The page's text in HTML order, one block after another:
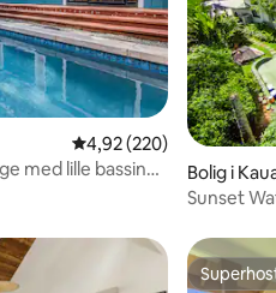
150 omtaler
4,92 ud af 5 i
4,92 (220)
med lille bassin
Bolig i
Sunset